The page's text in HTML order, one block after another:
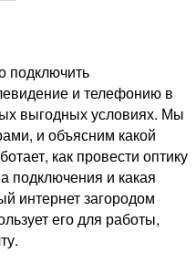
подключить
и телефонию в
выгодных условиях. Мы
и объясним какой
как провести оптику
подключения и какая
интернет загородом
его для работы,